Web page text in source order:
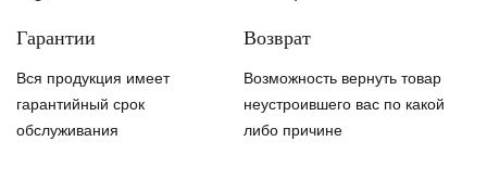
Гарантии
Вся продукция имеет
гарантийный срок
обслуживания
Возврат
Возможность вернуть товар
неустроившего вас по какой
либо причине